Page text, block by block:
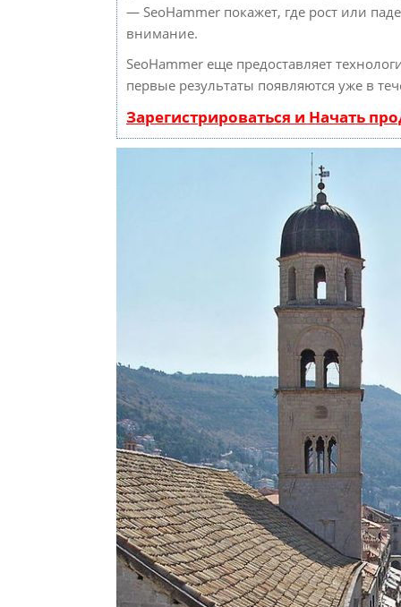
— SeoHammer покажет, где рост или
внимание.
SeoHammer еще предоставляет
первые результаты появляются уже в
Зарегистрироваться и Начать